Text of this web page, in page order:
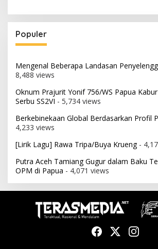
Populer
Mengenal Beberapa Landasan
8,488 views
Oknum Prajurit Yonif 756/WS Papua
Serbu SS2VI - 5,734 views
Berkebinekaan Global Berdasarkan Profil
4,233 views
[Lirik Lagu] Rawa Tripa/Buya Krueng-
Putra Aceh Tamiang Gugur dalam Baku
OPM di Papua - 4,071 views